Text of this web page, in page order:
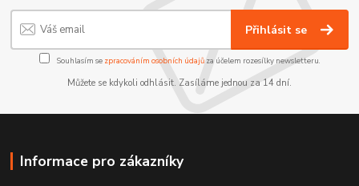
Přihlásit se
Souhlasím se zpracováním osobních údajůza účelem rozesílky newsletteru.
Můžete se kdykoli odhlásit. Zasíláme jednou za 14 dní.
Informace pro zákazníky